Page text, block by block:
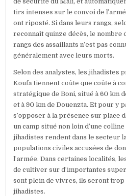
tirs intenses sur le convoi de
ont riposté. Si dans leurs rangs,
reconnaît quinze décès, le nombre
rangs des assaillants n’est pas
généralement avec leurs morts.
Selon des analystes, les jihadistes
Koufa tiennent coûte que coûte à
stratégique de Boni, situé à 60 km
et à 90 km de Douenzta. Et pour y
s’opposer à la présence sur place
un camp situé non loin d’une colline
jihadistes rendent dans le secteur
populations civiles accusées de
l’armée. Dans certaines localités,
de cultiver sur d’importantes
sont plein de vivres, ils seront trop
jihadistes.